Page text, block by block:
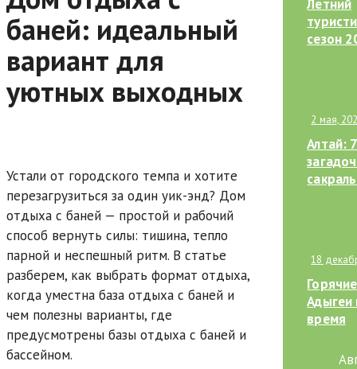
баней: идеальный
вариант для
уютных выходных
Устали от городского темпа и хотите
перезагрузиться за один уик-энд? Дом
отдыха с баней — простой и рабочий
способ вернуть силы: тишина, тепло
парной и неспешный ритм. В статье
разберем, как выбрать формат отдыха,
когда уместна база отдыха с баней и
чем полезны варианты, где
предусмотрены базы отдыха с баней и
бассейном.
Летний
сезон
2 мая,
Алтай:
18
Адыгеи
время